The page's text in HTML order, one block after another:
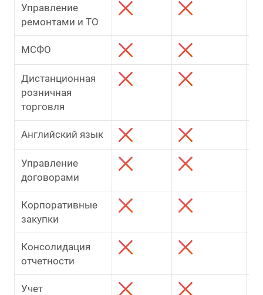
Управление
ремонтами и ТО
МСФО
Дистанционная
розничная
торговля
Английский язык
Управление
договорами
Корпоративные
закупки
Консолидация
отчетности
Учет